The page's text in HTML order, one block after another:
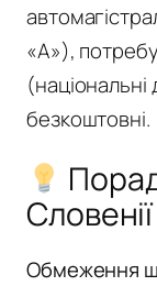
«A»),
безкоштовні.
Обмеження